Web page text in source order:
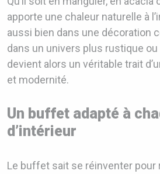
apporte une chaleur naturelle à
aussi bien dans une décoration
dans un univers plus rustique
devient alors un véritable trait
et modernité.
Un buffet adapté à
d’intérieur
Le buffet sait se réinventer pour